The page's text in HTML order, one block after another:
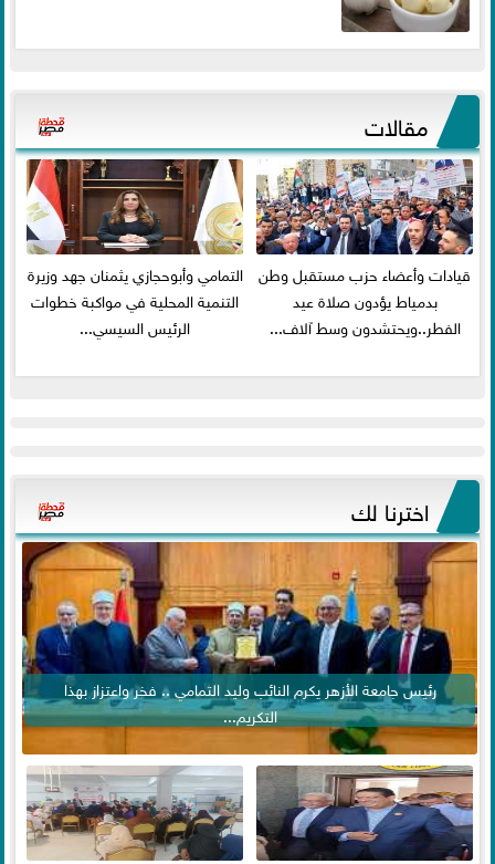
مقالات
قيادات وأعضاء حزب مستقبل وطن
بدمياط يؤدون صلاة عيد
الفطر..ويحتشدون وسط آلاف...
التمامي وأبوحجازي يثمنان جهد وزيرة
التنمية المحلية في مواكبة خطوات
الرئيس السيسي...
اخترنا لك
رئيس جامعة الأزهر يكرم النائب وليد التمامي .. فخر واعتزاز بهذا
التكريم...